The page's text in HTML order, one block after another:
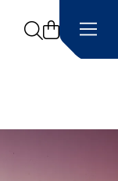
Search